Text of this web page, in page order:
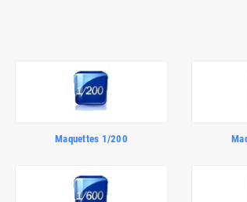
Maquettes 1/200